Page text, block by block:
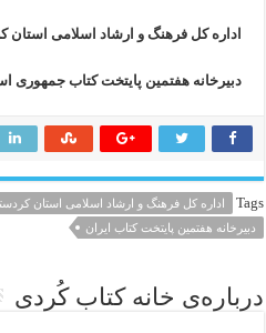
اداره کل فرهنگ و ارشاد اسلامی استان
دبیرخانه هفتمین پایتخت کتاب جمهوری
Tags
اداره کل فرهنگ و ارشاد اسلامی استان
دبیرخانه هفتمین پایتخت کتاب ایران
درباره‌ی خانه کتاب کُردی